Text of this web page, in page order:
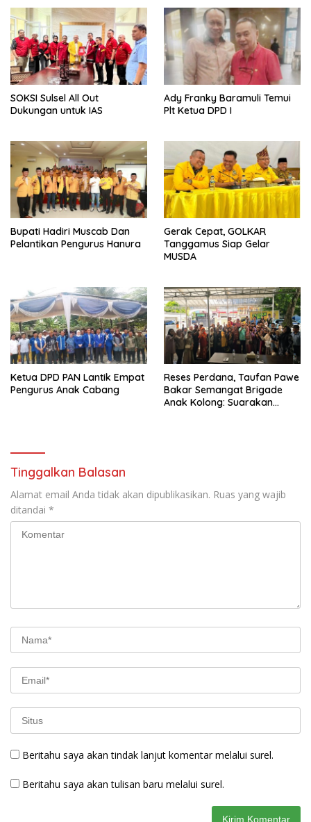
SOKSI Sulsel All Out
Dukungan untuk IAS
Ady Franky Baramuli Temui
Plt Ketua DPD I
Bupati Hadiri Muscab Dan
Pelantikan Pengurus Hanura
Gerak Cepat, GOLKAR
Tanggamus Siap Gelar
MUSDA
Ketua DPD PAN Lantik Empat
Pengurus Anak Cabang
Reses Perdana, Taufan Pawe
Bakar Semangat Brigade
Anak Kolong: Suarakan
Tinggalkan Balasan
Alamat email Anda tidak akan dipublikasikan. Ruas yang wajib
ditandai *
Beritahu saya akan tindak lanjut komentar melalui surel.
Beritahu saya akan tulisan baru melalui surel.